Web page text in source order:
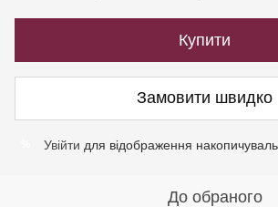
Купити
Замовити швидко
Увійти для відображення
До обраного